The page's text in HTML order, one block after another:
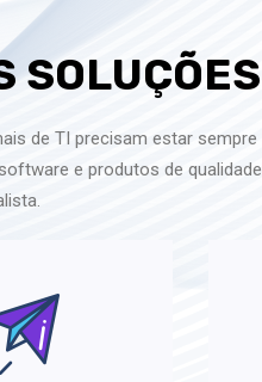
SOLUÇÕES
de TI precisam estar sempre
e produtos de qualidade